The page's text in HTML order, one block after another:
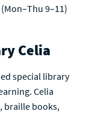
9–11)
Celia
special library
Celia
braille books,